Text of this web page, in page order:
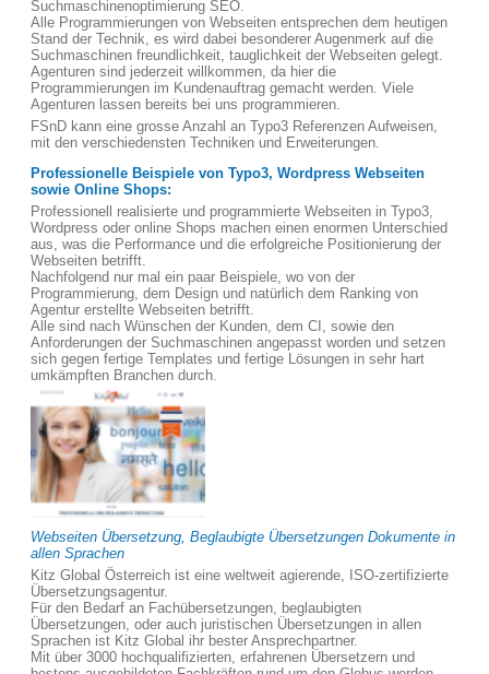
Suchmaschinenoptimierung SEO.
Alle Programmierungen von Webseiten entsprechen dem heutigen
Stand der Technik, es wird dabei besonderer Augenmerk auf die
Suchmaschinen freundlichkeit, tauglichkeit der Webseiten gelegt.
Agenturen sind jederzeit willkommen, da hier die
Programmierungen im Kundenauftrag gemacht werden. Viele
Agenturen lassen bereits bei uns programmieren.
FSnD kann eine grosse Anzahl an Typo3 Referenzen Aufweisen,
mit den verschiedensten Techniken und Erweiterungen.
Professionelle Beispiele von Typo3, Wordpress Webseiten
sowie Online Shops:
Professionell realisierte und programmierte Webseiten in Typo3,
Wordpress oder online Shops machen einen enormen Unterschied
aus, was die Performance und die erfolgreiche Positionierung der
Webseiten betrifft.
Nachfolgend nur mal ein paar Beispiele, wo von der
Programmierung, dem Design und natürlich dem Ranking von
Agentur erstellte Webseiten betrifft.
Alle sind nach Wünschen der Kunden, dem CI, sowie den
Anforderungen der Suchmaschinen angepasst worden und setzen
sich gegen fertige Templates und fertige Lösungen in sehr hart
umkämpften Branchen durch.
Webseiten Übersetzung, Beglaubigte Übersetzungen Dokumente in
allen Sprachen
Kitz Global Österreich ist eine weltweit agierende, ISO-zertifizierte
Übersetzungsagentur.
Für den Bedarf an Fachübersetzungen, beglaubigten
Übersetzungen, oder auch juristischen Übersetzungen in allen
Sprachen ist Kitz Global ihr bester Ansprechpartner.
Mit über 3000 hochqualifizierten, erfahrenen Übersetzern und